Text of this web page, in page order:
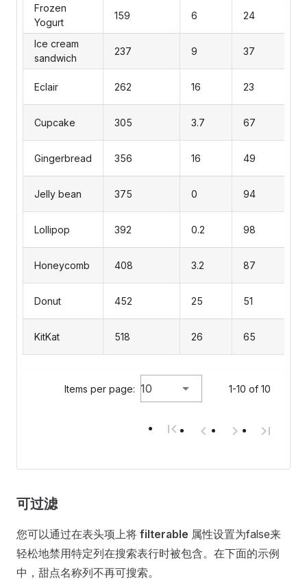
Frozen
Yogurt
159 6 24
Ice cream
sandwich
237 9 37
Eclair 262 16 23
Cupcake 305 3.7 67
Gingerbread 356 16 49
Jelly bean 375 0 94
Lollipop 392 0.2 98
Honeycomb 408 3.2 87
Donut 452 25 51
KitKat 518 26 65
Items per page: 10 1-10 of 10
可过滤
您可以通过在表头项上将 filterable 属性设置为false来
轻松地禁用特定列在搜索表行时被包含。在下面的示例
中，甜点名称列不再可搜索。